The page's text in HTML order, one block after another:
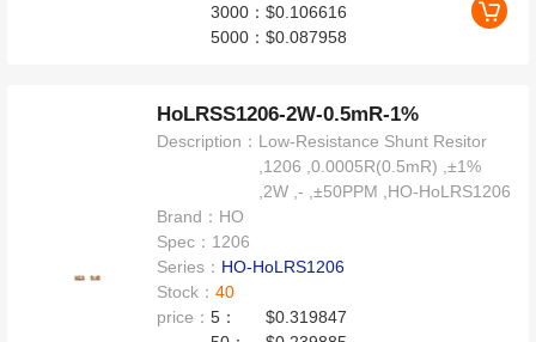
3000：$0.106616
5000：$0.087958
HoLRSS1206-2W-0.5mR-1%
Description： Low-Resistance Shunt Resitor
,1206 ,0.0005R(0.5mR) ,±1%
,2W ,- ,±50PPM ,HO-HoLRS1206
Brand： HO
Spec： 1206
Series： HO-HoLRS1206
Stock：40
price：5：
$0.319847